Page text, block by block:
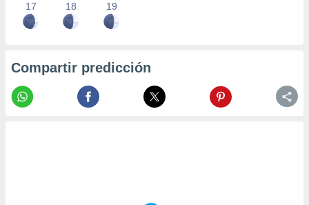
17 18 19
Compartir predicción